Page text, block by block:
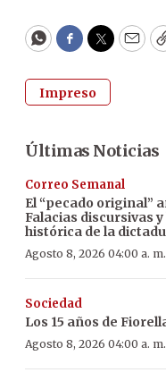
WhatsApp
Facebook
Twitter
Impreso
Últimas Noticias
Correo Semanal
El “pecado original”
Falacias discursivas
histórica de la
Agosto 8, 2026 04:00 a. m.
Sociedad
Los 15 años de
Agosto 8, 2026 04:00 a. m.